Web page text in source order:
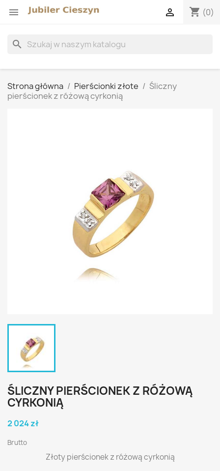
 shopping_cart (0)

search
Strona główna Pierścionki złote
Śliczny
pierścionek z różową cyrkonią
ŚLICZNY PIERŚCIONEK Z RÓŻOWĄ
CYRKONIĄ
2 024 zł
Brutto
Złoty pierścionek z różową cyrkonią